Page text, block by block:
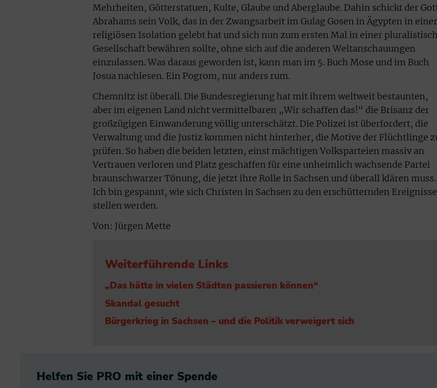
Mehrheiten, Götterstatuen, Kulte, Glaube und Aberglaube. Dahin schickt der
Abrahams sein Volk, das in der Zwangsarbeit im Gulag Gosen in Ägypten in einer
religiösen Isolation gelebt hat und sich nun zum ersten Mal in einer
Gesellschaft bewähren sollte, ohne sich auf die anderen Weltanschauungen
einzulassen. Was daraus geworden ist, kann man im 5. Buch Mose und im Buch
Josua nachlesen. Ein Pogrom, nur anders rum.
Chemnitz ist überall. Die Bundesregierung hat mit ihrem weltweit bestaunten,
aber im eigenen Land nicht vermittelbaren „Wir schaffen das!“ die Brisanz der
großzügigen Einwanderung völlig unterschätzt. Die Polizei ist überfordert, die
Verwaltung und die Justiz kommen nicht hinterher, die Motive der Flüchtlinge
prüfen. So haben die beiden letzten, einst mächtigen Volksparteien massiv an
Vertrauen verloren und Platz geschaffen für eine unheimlich wachsende Partei
braunschwarzer Tönung, die jetzt ihre Rolle in Sachsen und überall klären muss.
Ich bin gespannt, wie sich Christen in Sachsen zu den erschütternden
stellen werden.
Von: Jürgen Mette
Weiterführende Links
„Das hätte in vielen Städten passieren können“
Skandal gesucht
Bürgerkrieg in Sachsen – und die Politik verweigert sich
Helfen Sie PRO mit einer Spende